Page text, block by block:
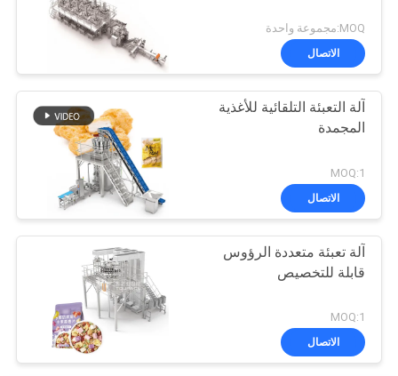
MOQ:مجموعة واحدة
الاتصال
آلة التعبئة التلقائية للأغذية
المجمدة
MOQ:1
الاتصال
آلة تعبئة متعددة الرؤوس
قابلة للتخصيص
MOQ:1
الاتصال